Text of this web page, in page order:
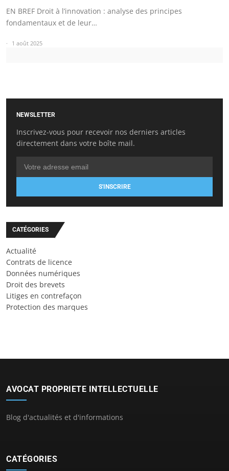
EN BREF Droit à l’innovation : analyse des principes
fondamentaux et de leur…
1 août 2025
NEWSLETTER
Inscrivez-vous pour recevoir nos derniers articles
directement dans votre boîte mail.
S'INSCRIRE
CATÉGORIES
Actualité
Contrats de licence
Données numériques
Droit des brevets
Litiges en contrefaçon
Protection des marques
AVOCAT PROPRIETE INTELLECTUELLE
Blog d'actualités et d'informations
CATÉGORIES